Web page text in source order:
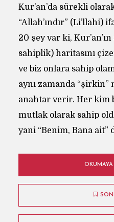
Kur’an’da sürekli
“Allah’ındır”
20 şey var ki,
sahiplik) haritasını
ve biz onlara sahip
aynı zamanda
anahtar verir. Her kim
mutlak olarak sahip
yani “Benim, Bana ait”
OKUMAYA